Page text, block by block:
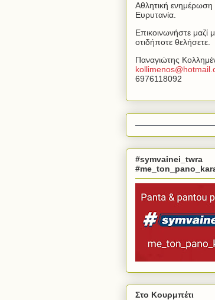
Αθλητική ενημέρωση
Ευρυτανία.
Επικοινωνήστε μαζί
οτιδήποτε θελήσετε.
Παναγιώτης
kollimenos@hotmail
6976118092
#symvainei_twra
Στο Κουρμπέτι